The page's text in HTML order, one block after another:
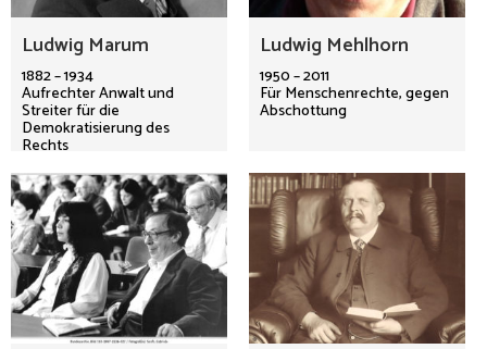
Ludwig Marum
1882 – 1934
Aufrechter Anwalt und
Streiter für die
Demokratisierung des
Rechts
Ludwig Mehlhorn
1950 – 2011
Für Menschenrechte, gegen
Abschottung